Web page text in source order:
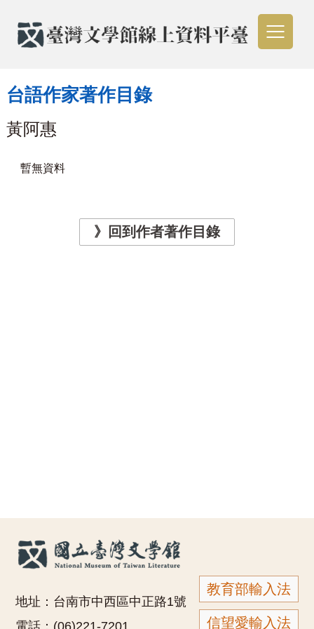
台語作家著作目錄
黃阿惠
暫無資料
》回到作者著作目錄
教育部輸入法
信望愛輸入法
地址：台南市中西區中正路1號